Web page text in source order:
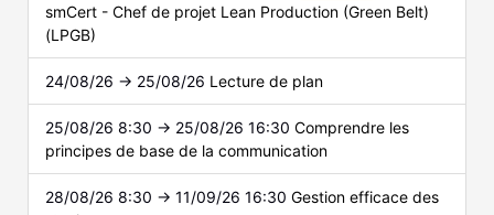
smCert - Chef de projet Lean Production (Green Belt)
(LPGB)
24/08/26 → 25/08/26 Lecture de plan
25/08/26 8:30 → 25/08/26 16:30 Comprendre les
principes de base de la communication
28/08/26 8:30 → 11/09/26 16:30 Gestion efficace des